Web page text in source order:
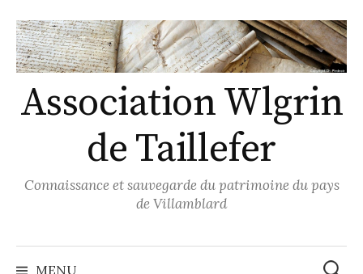
to
content
Association Wlgrin
de Taillefer
Connaissance et sauvegarde du patrimoine du pays
de Villamblard
MENU